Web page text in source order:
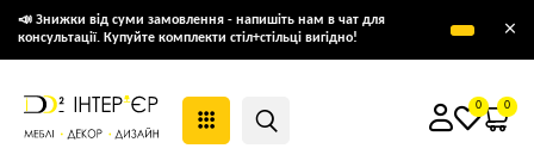
📣 Знижки від суми замовлення - напишіть нам в чат для
консультації. Купуйте комплекти стіл+стільці вигідно!
×
0 0